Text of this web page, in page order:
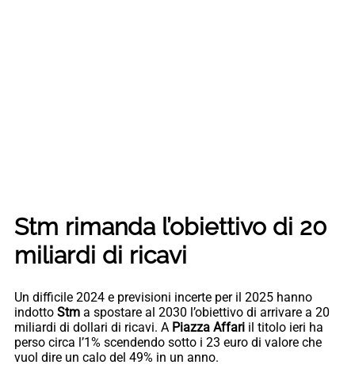
Stm rimanda l’obiettivo di 20
miliardi di ricavi
Un difficile 2024 e previsioni incerte per il 2025 hanno
indotto Stm a spostare al 2030 l’obiettivo di arrivare a 20
miliardi di dollari di ricavi. A Piazza Affari il titolo ieri ha
perso circa l’1% scendendo sotto i 23 euro di valore che
vuol dire un calo del 49% in un anno.